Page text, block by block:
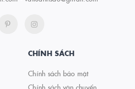
CHÍNH SÁCH
Chính sách bảo mật
Chính sách vận chuyển